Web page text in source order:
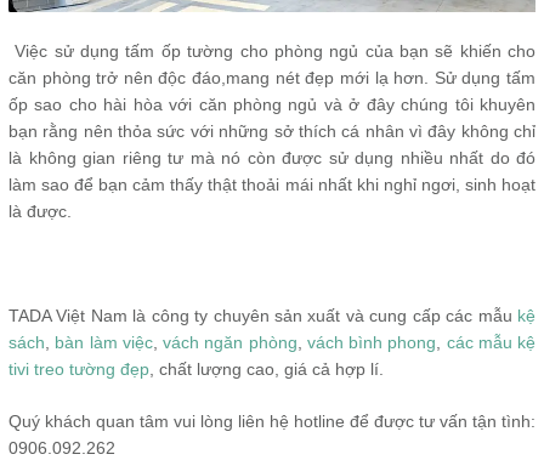
Việc sử dụng tấm ốp tường cho phòng ngủ của bạn sẽ khiến cho
căn phòng trở nên độc đáo,mang nét đẹp mới lạ hơn. Sử dụng tấm
ốp sao cho hài hòa với căn phòng ngủ và ở đây chúng tôi khuyên
bạn rằng nên thỏa sức với những sở thích cá nhân vì đây không chỉ
là không gian riêng tư mà nó còn được sử dụng nhiều nhất do đó
làm sao để bạn cảm thấy thật thoải mái nhất khi nghỉ ngơi, sinh hoạt
là được.
TADA Việt Nam là công ty chuyên sản xuất và cung cấp các mẫu kệ
sách, bàn làm việc, vách ngăn phòng, vách bình phong, các mẫu kệ
tivi treo tường đẹp, chất lượng cao, giá cả hợp lí.
Quý khách quan tâm vui lòng liên hệ hotline để được tư vấn tận tình:
0906.092.262